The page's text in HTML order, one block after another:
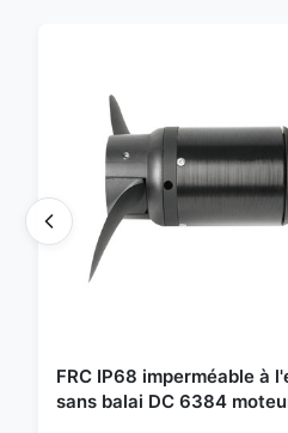
FRC IP68 imperméable à
sans balai DC 6384